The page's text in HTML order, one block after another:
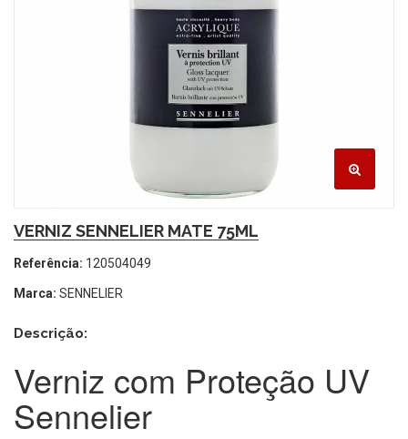
VERNIZ SENNELIER MATE 75ML
Referência: 120504049
Marca: SENNELIER
Descrição:
Verniz com Proteção UV
Sennelier